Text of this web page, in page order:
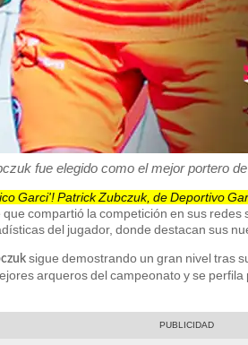
fue elegido como el mejor portero
Garci'! Patrick Zubczuk, de Deportivo
que compartió la competición en sus
del jugador, donde destacan sus
sigue demostrando un gran nivel tras
arqueros del campeonato y se